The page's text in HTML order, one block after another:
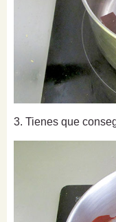
3. Tienes que